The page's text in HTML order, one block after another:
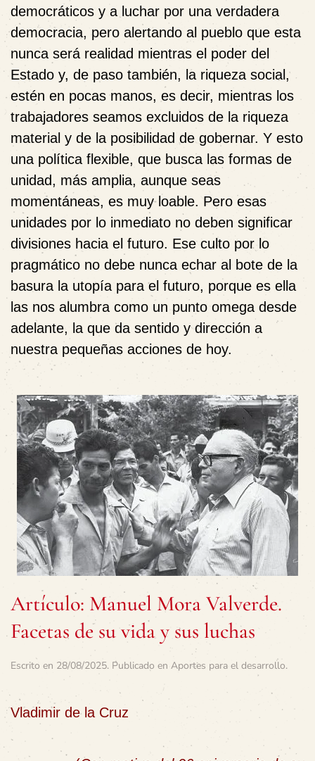
democráticos y a luchar por una verdadera
democracia, pero alertando al pueblo que esta
nunca será realidad mientras el poder del
Estado y, de paso también, la riqueza social,
estén en pocas manos, es decir, mientras los
trabajadores seamos excluidos de la riqueza
material y de la posibilidad de gobernar. Y esto
una política flexible, que busca las formas de
unidad, más amplia, aunque seas
momentáneas, es muy loable. Pero esas
unidades por lo inmediato no deben significar
divisiones hacia el futuro. Ese culto por lo
pragmático no debe nunca echar al bote de la
basura la utopía para el futuro, porque es ella
las nos alumbra como un punto omega desde
adelante, la que da sentido y dirección a
nuestra pequeñas acciones de hoy.
Artículo: Manuel Mora Valverde.
Facetas de su vida y sus luchas
Escrito en 28/08/2025. Publicado en Aportes para el desarrollo.
Vladimir de la Cruz